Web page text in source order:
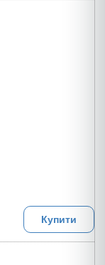
Купити